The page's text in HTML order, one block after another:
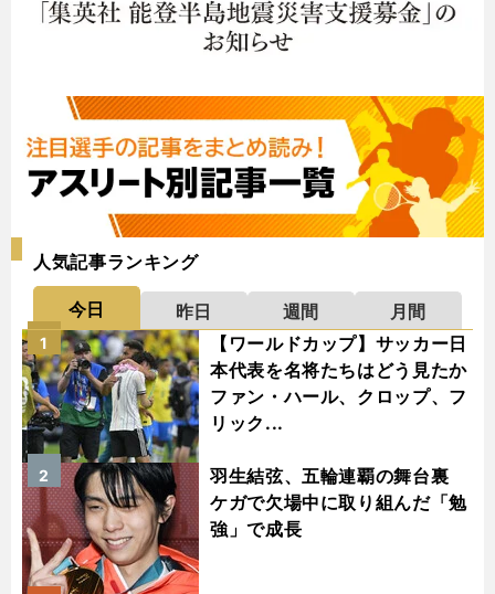
人気記事ランキング
今日 昨日 週間
月間
【ワールドカップ】サッカー日
本代表を名将たちはどう見たか
ファン・ハール、クロップ、フ
リック...
1
羽生結弦、五輪連覇の舞台裏
ケガで欠場中に取り組んだ「勉
強」で成長
2